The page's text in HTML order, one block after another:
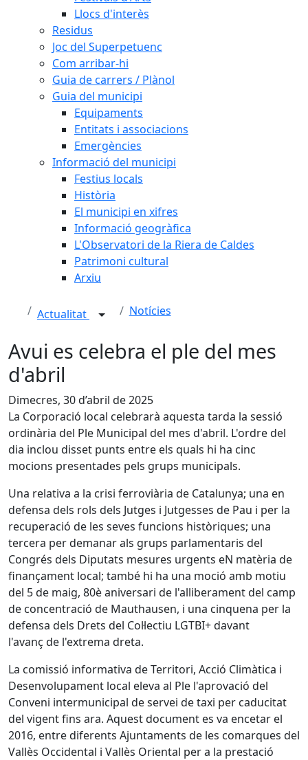
Llocs d'interès
Residus
Joc del Superpetuenc
Com arribar-hi
Guia de carrers / Plànol
Guia del municipi
Equipaments
Entitats i associacions
Emergències
Informació del municipi
Festius locals
Història
El municipi en xifres
Informació geogràfica
L'Observatori de la Riera de Caldes
Patrimoni cultural
Arxiu
Actualitat Notícies
Avui es celebra el ple del mes
d'abril
Dimecres, 30 d’abril de 2025
La Corporació local celebrarà aquesta tarda la sessió
ordinària del Ple Municipal del mes d'abril. L'ordre del
dia inclou disset punts entre els quals hi ha cinc
mocions presentades pels grups municipals.
Una relativa a la crisi ferroviària de Catalunya; una en
defensa dels rols dels Jutges i Jutgesses de Pau i per la
recuperació de les seves funcions històriques; una
tercera per demanar als grups parlamentaris del
Congrés dels Diputats mesures urgents eN matèria de
finançament local; també hi ha una moció amb motiu
del 5 de maig, 80è aniversari de l'alliberament del camp
de concentració de Mauthausen, i una cinquena per la
defensa dels Drets del Col·lectiu LGTBI+ davant
l'avanç de l'extrema dreta.
La comissió informativa de Territori, Acció Climàtica i
Desenvolupament local eleva al Ple l'aprovació del
Conveni intermunicipal de servei de taxi per caducitat
del vigent fins ara. Aquest document es va encetar el
2016, entre diferents Ajuntaments de les comarques del
Vallès Occidental i Vallès Oriental per a la prestació